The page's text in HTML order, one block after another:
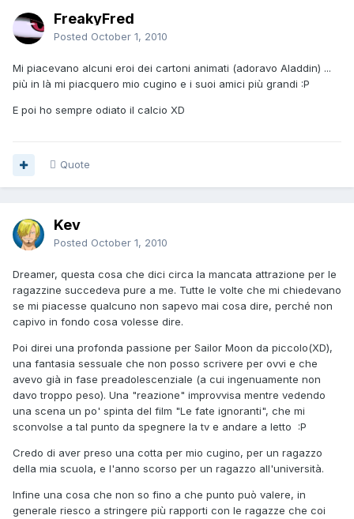
FreakyFred
Posted October 1, 2010
Mi piacevano alcuni eroi dei cartoni animati (adoravo Aladdin) ...
più in là mi piacquero mio cugino e i suoi amici più grandi :P
E poi ho sempre odiato il calcio XD
Quote
Kev
Posted October 1, 2010
Dreamer, questa cosa che dici circa la mancata attrazione per le
ragazzine succedeva pure a me. Tutte le volte che mi chiedevano
se mi piacesse qualcuno non sapevo mai cosa dire, perché non
capivo in fondo cosa volesse dire.
Poi direi una profonda passione per Sailor Moon da piccolo(XD),
una fantasia sessuale che non posso scrivere per ovvi e che
avevo già in fase preadolescenziale (a cui ingenuamente non
davo troppo peso). Una "reazione" improvvisa mentre vedendo
una scena un po' spinta del film "Le fate ignoranti", che mi
sconvolse a tal punto da spegnere la tv e andare a letto :P
Credo di aver preso una cotta per mio cugino, per un ragazzo
della mia scuola, e l'anno scorso per un ragazzo all'università.
Infine una cosa che non so fino a che punto può valere, in
generale riesco a stringere più rapporti con le ragazze che coi